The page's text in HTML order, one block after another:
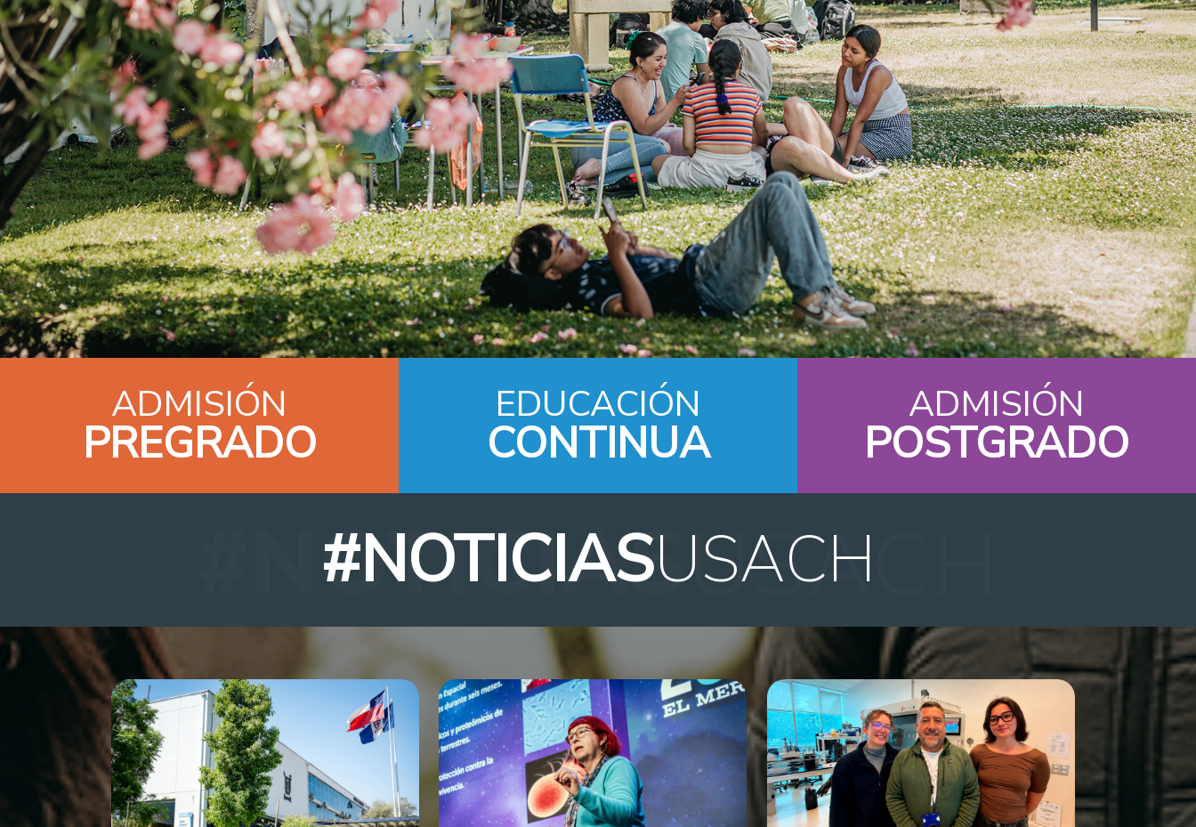
ADMISIÓN
PREGRADO
EDUCACIÓN
CONTINUA
ADMISIÓN
POSTGRADO
#NOTICIASUSACH